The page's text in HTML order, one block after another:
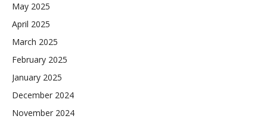
May 2025
April 2025
March 2025
February 2025
January 2025
December 2024
November 2024